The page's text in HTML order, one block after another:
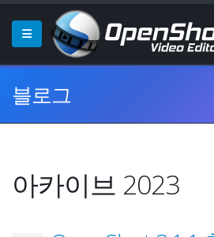
블로그
아카이브 2023